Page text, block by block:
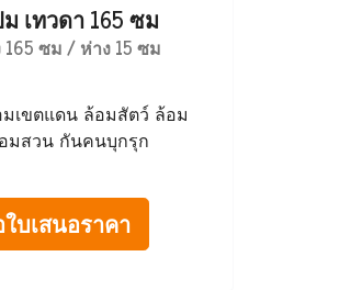
เทวดา 165 ซม
ซม / ห่าง 15 ซม
เขตแดน ล้อมสัตว์ ล้อม
มสวน กันคนบุกรุก
บเสนอราคา